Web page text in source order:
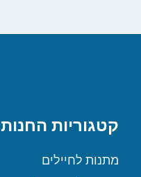
קטגוריות החנות
מתנות לחיילים